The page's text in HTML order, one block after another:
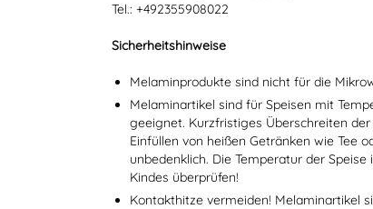
Tel.: +492355908022
Sicherheitshinweise
Melaminprodukte sind nicht für die
Melaminartikel sind für Speisen mit
geeignet. Kurzfristiges Überschreiten
Einfüllen von heißen Getränken wie Tee
unbedenklich. Die Temperatur der
Kindes überprüfen!
Kontakthitze vermeiden! Melaminartikel